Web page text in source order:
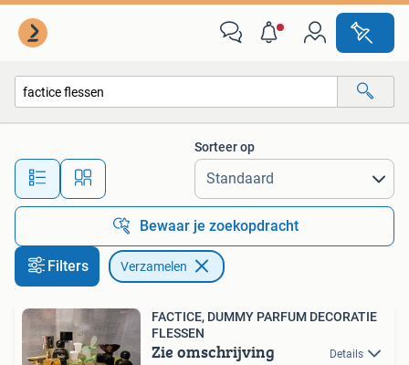
Alle afstanden…
Sorteer op
Bewaar je zoekopdracht
Filters Verzamelen
FACTICE, DUMMY PARFUM DECORATIE
FLESSEN
Zie omschrijving Details